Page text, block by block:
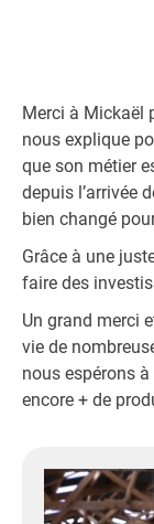
Merci à Mickaël
nous explique
que son métier
depuis l’arrivée
bien changé
Grâce à une
faire des
Un grand merci
vie de
nous espérons
encore + de